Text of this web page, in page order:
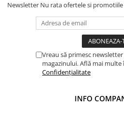
Decorative
Ancadramente Uși și Ferestre
Solbancuri / Pervaze
Newsletter Nu rata ofertele si
Vreau să primesc
magazinului. Află mai multe
Confidențialitate
INFO